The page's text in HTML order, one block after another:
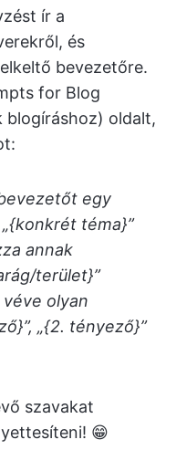
ír a
és
bevezetőre.
for Blog
blogíráshoz) oldalt,
egy
téma}”
annak
terület}”
olyan
„{2. tényező}”
szavakat
😁